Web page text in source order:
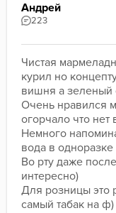
Андрей
223
Чистая
курил но
вишня а зеленый
Очень нравился
огорчало что нет
Немного
вода в одноразке
Во рту даже
интересно)
Для розницы это
самый табак на ф)